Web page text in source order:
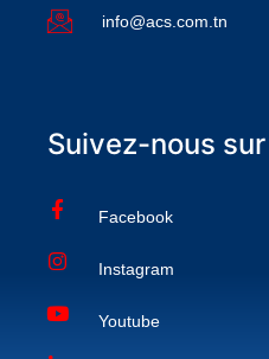
info@acs.com.tn
Suivez-nous
Facebook
Instagram
Youtube